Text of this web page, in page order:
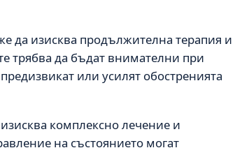
да изисква продължителна терапия и
трябва да бъдат внимателни при
или усилят обостренията
комплексно лечение и
на състоянието могат